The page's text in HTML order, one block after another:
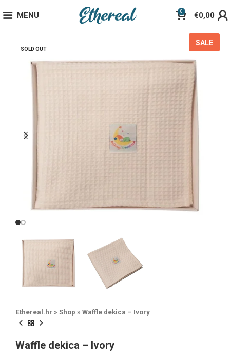
MENU 0 €0,00
SOLD OUT
SALE
Ethereal.hr » Shop » Waffle dekica – Ivory
Waffle dekica – Ivory